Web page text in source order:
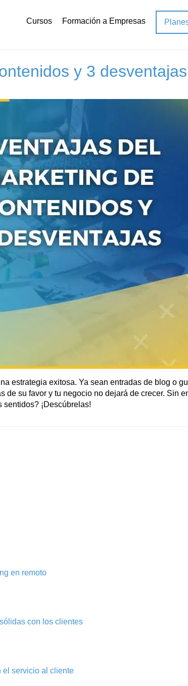
Cursos Formación a Empresas
y 3
estrategia exitosa. Ya sean entradas de blog o
su favor y tu negocio no dejará de crecer. Sin
¡Descúbrelas!
en remoto
con los clientes
el servicio al cliente